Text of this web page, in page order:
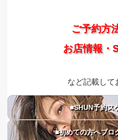
ご予約方
お店情報・
など記載して
■SHUN予約ス
■初めての方へブロ